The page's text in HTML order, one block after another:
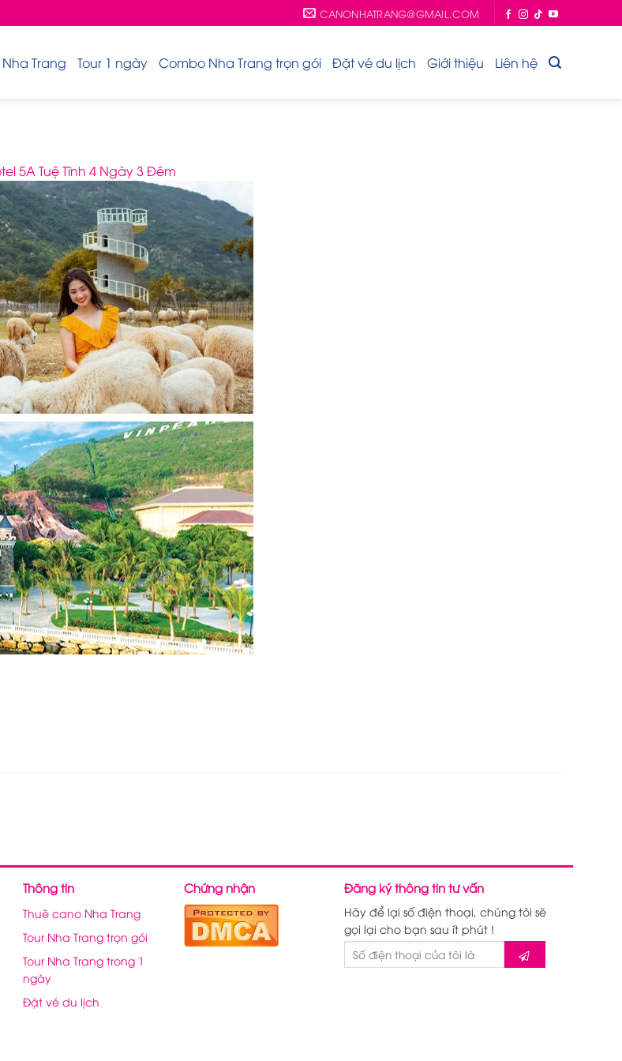
CANONHATRANG@GMAIL.COM
Trang Tour 1 ngày Combo Nha Trang trọn gói Đặt vé du lịch Giới thiệu Liên hệ
5A Tuệ Tĩnh 4 Ngày 3 Đêm
Thông tin
Thuê cano Nha Trang
Tour Nha Trang trọn gói
Tour Nha Trang trong 1
ngày
Đặt vé du lịch
Chứng nhận Đăng ký thông tin tư vấn
Hãy để lại số điện thoại, chúng tôi sẽ
gọi lại cho bạn sau ít phút !